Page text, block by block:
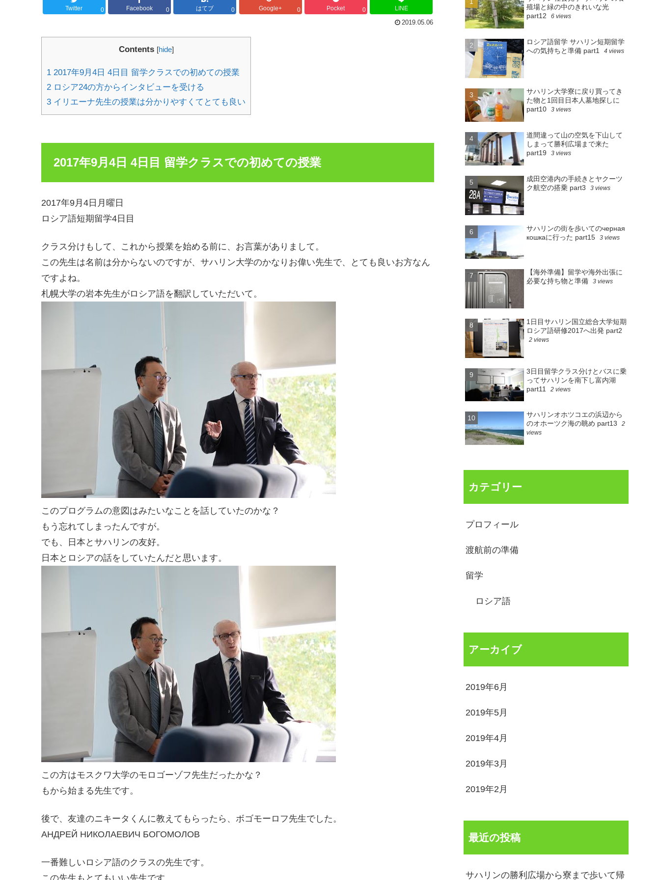
Twitter 0 Facebook 0 はてブ 0 Google+ 0 Pocket 0 LINE
2019.05.06
Contents [hide]
1 2017年9月4日 4日目 留学クラスでの初めての授業
2 ロシア24の方からインタビューを受ける
3 イリエーナ先生の授業は分かりやすくてとても良い
2017年9月4日 4日目 留学クラスでの初めての授業
2017年9月4日月曜日
ロシア語短期留学4日目
クラス分けもして、これから授業を始める前に、お言葉がありまして。
この先生は名前は分からないのですが、サハリン大学のかなりお偉い先生で、とても良いお方なん
ですよね。
札幌大学の岩本先生がロシア語を翻訳していただいて。
このプログラムの意図はみたいなことを話していたのかな？
もう忘れてしまったんですが。
でも、日本とサハリンの友好。
日本とロシアの話をしていたんだと思います。
この方はモスクワ大学のモロゴーゾフ先生だったかな？
もから始まる先生です。
後で、友達のニキータくんに教えてもらったら、ボゴモーロフ先生でした。
АНДРЕЙ НИКОЛАЕВИЧ БОГОМОЛОВ
一番難しいロシア語のクラスの先生です。
殖場と緑の中のきれいな光
part12
6 views
ロシア語留学 サハリン短期留学
への気持ちと準備 part1
4 views
サハリン大学寮に戻り買ってき
た物と1回目日本人墓地探しに
part10
3 views
道間違って山の空気を下山して
しまって勝利広場まで来た
part19
3 views
成田空港内の手続きとヤクーツ
ク航空の搭乗 part3
3 views
サハリンの街を歩いてのчерная
кошкаに行った part15
3 views
【海外準備】留学や海外出張に
必要な持ち物と準備
3 views
1日目サハリン国立総合大学短期
ロシア語研修2017へ出発 part2
2 views
3日目留学クラス分けとバスに乗
ってサハリンを南下し富内湖
part11
2 views
サハリンオホツコエの浜辺から
のオホーツク海の眺め part13
2
views
カテゴリー
プロフィール
渡航前の準備
留学
ロシア語
アーカイブ
2019年6月
2019年5月
2019年4月
2019年3月
2019年2月
最近の投稿
サハリンの勝利広場から寮まで歩いて帰